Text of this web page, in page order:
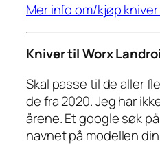
Mer info om/kjøp
Kniver til Worx
Skal passe til de aller
de fra 2020. Jeg har
årene. Et google søk
navnet på modellen